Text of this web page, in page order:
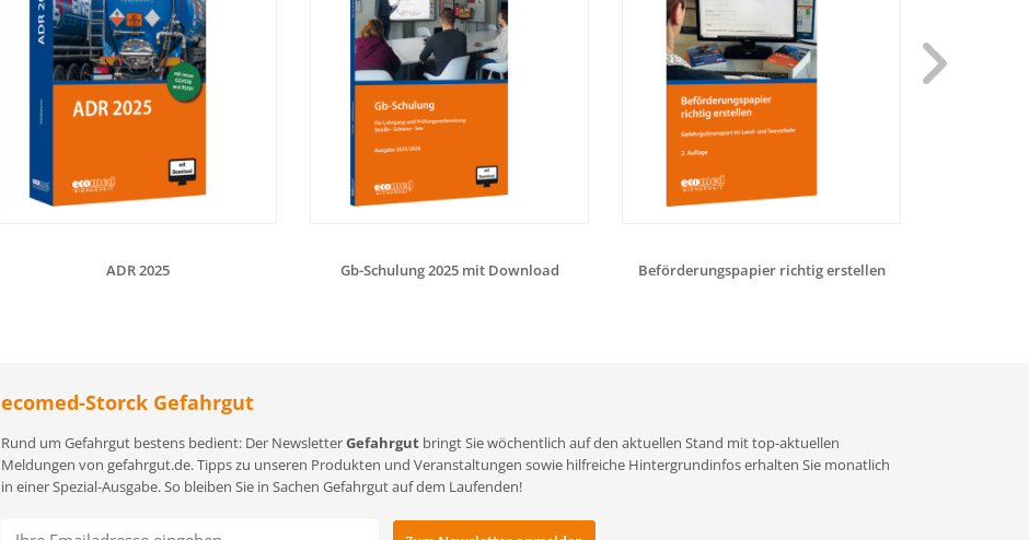
ADR 2025 Gb-Schulung 2025 mit Download Beförderungspapier richtig erstellen
ecomed-Storck Gefahrgut
Rund um Gefahrgut bestens bedient: Der NewsletterGefahrgut bringt Sie wöchentlich auf den aktuellen Stand mit top-aktuellen
Meldungen von gefahrgut.de. Tipps zu unseren Produkten und Veranstaltungen sowie hilfreiche Hintergrundinfos erhalten Sie monatlich
in einer Spezial-Ausgabe. So bleiben Sie in Sachen Gefahrgut auf dem Laufenden!